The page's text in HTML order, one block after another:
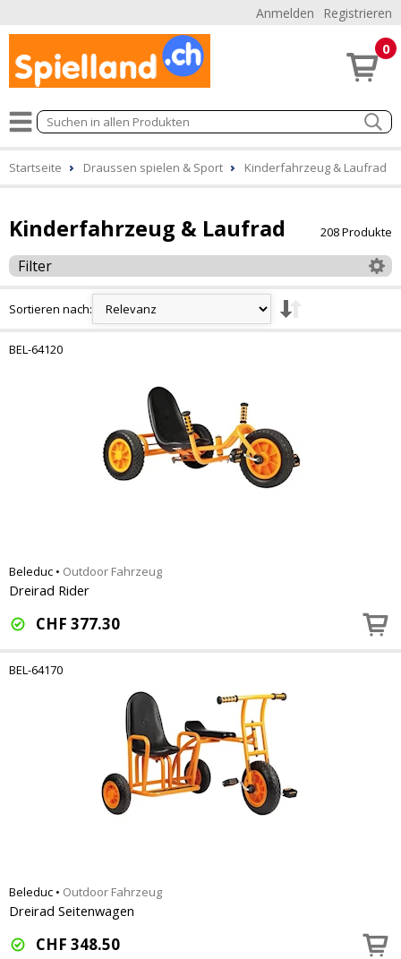
Anmelden Registrieren
0
Startseite Draussen spielen & Sport Kinderfahrzeug & Laufrad
Kinderfahrzeug & Laufrad 208 Produkte
Filter
Sortieren nach:
BEL-64120
Beleduc • Outdoor Fahrzeug
Dreirad Rider
CHF 377.30
BEL-64170
Beleduc • Outdoor Fahrzeug
Dreirad Seitenwagen
CHF 348.50